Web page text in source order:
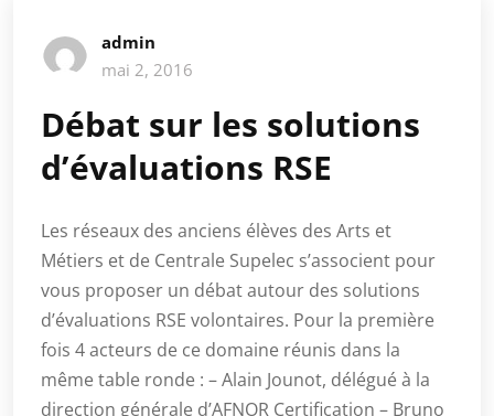
admin
mai 2, 2016
Débat sur les solutions
d’évaluations RSE
Les réseaux des anciens élèves des Arts et
Métiers et de Centrale Supelec s’associent pour
vous proposer un débat autour des solutions
d’évaluations RSE volontaires. Pour la première
fois 4 acteurs de ce domaine réunis dans la
même table ronde : – Alain Jounot, délégué à la
direction générale d’AFNOR Certification – Bruno